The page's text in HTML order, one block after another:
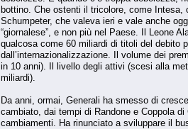
bottino. Che ostenti il tricolore, come Intesa,
Schumpeter, che valeva ieri e vale anche
“giornalese”, e non più nel Paese. Il Leone
qualcosa come 60 miliardi di titoli del debito
dall’internazionalizzazione. Il volume dei
in 10 anni). Il livello degli attivi (scesi alla
miliardi).
Da anni, ormai, Generali ha smesso di
cambiato, dai tempi di Randone e Coppola
cambiamenti. Ha rinunciato a sviluppare il